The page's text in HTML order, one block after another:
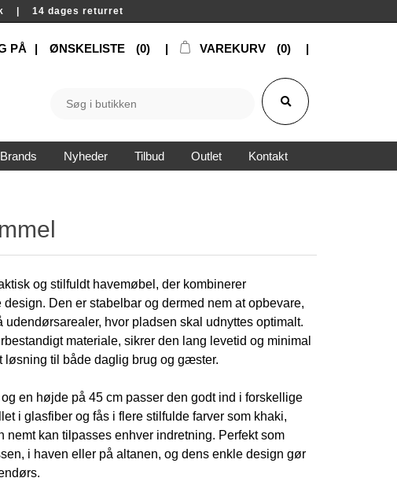
| 14 dages returret
PÅ ØNSKELISTE (0) VAREKURV (0)
Brands Nyheder Tilbud Outlet Kontakt
og stilfuldt havemøbel, der kombinerer
Den er stabelbar og dermed nem at opbevare,
udendørsarealer, hvor pladsen skal udnyttes optimalt.
materiale, sikrer den lang levetid og minimal
løsning til både daglig brug og gæster.
en højde på 45 cm passer den godt ind i forskellige
i glasfiber og fås i flere stilfulde farver som khaki,
nemt kan tilpasses enhver indretning. Perfekt som
i haven eller på altanen, og dens enkle design gør